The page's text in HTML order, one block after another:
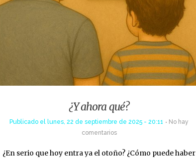
¿Y ahora qué?
Publicado ellunes, 22 de septiembre de 2025 - 20:11
No hay
comentarios
¿En serio que hoy entra ya el otoño? ¿Cómo puede haber